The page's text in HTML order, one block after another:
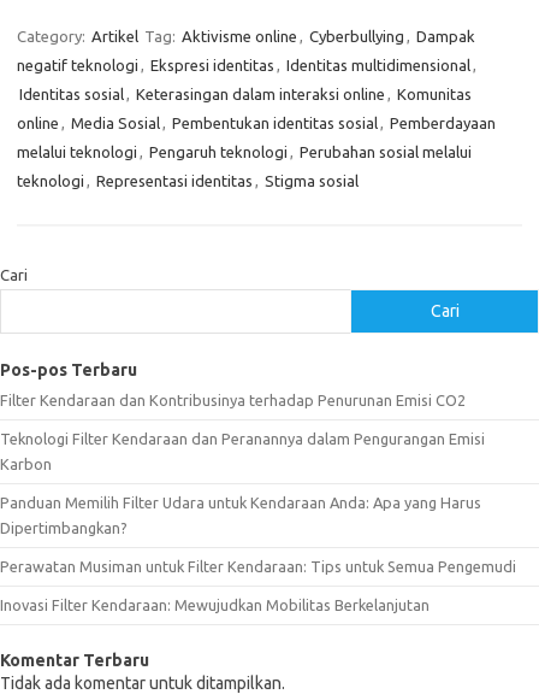
Category: Artikel Tag: Aktivisme online , Cyberbullying , Dampak
negatif teknologi , Ekspresi identitas , Identitas multidimensional,
Identitas sosial, Keterasingan dalam interaksi online , Komunitas
online , Media Sosial, Pembentukan identitas sosial, Pemberdayaan
melalui teknologi , Pengaruh teknologi , Perubahan sosial melalui
teknologi , Representasi identitas , Stigma sosial
Cari
Cari
Pos-pos Terbaru
Filter Kendaraan dan Kontribusinya terhadap Penurunan Emisi CO2
Teknologi Filter Kendaraan dan Peranannya dalam Pengurangan Emisi
Karbon
Panduan Memilih Filter Udara untuk Kendaraan Anda: Apa yang Harus
Dipertimbangkan?
Perawatan Musiman untuk Filter Kendaraan: Tips untuk Semua Pengemudi
Inovasi Filter Kendaraan: Mewujudkan Mobilitas Berkelanjutan
Komentar Terbaru
Tidak ada komentar untuk ditampilkan.